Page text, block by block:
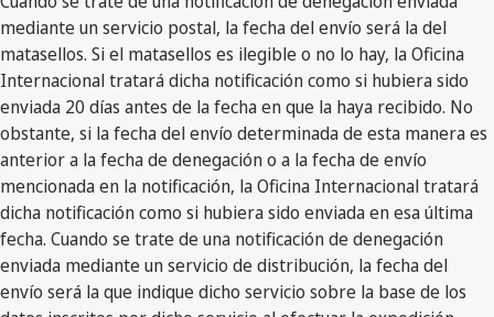
mediante un servicio postal, la fecha del envío será la del
matasellos. Si el matasellos es ilegible o no lo hay, la Oficina
Internacional tratará dicha notificación como si hubiera sido
enviada 20 días antes de la fecha en que la haya recibido. No
obstante, si la fecha del envío determinada de esta manera es
anterior a la fecha de denegación o a la fecha de envío
mencionada en la notificación, la Oficina Internacional tratará
dicha notificación como si hubiera sido enviada en esa última
fecha. Cuando se trate de una notificación de denegación
enviada mediante un servicio de distribución, la fecha del
envío será la que indique dicho servicio sobre la base de los